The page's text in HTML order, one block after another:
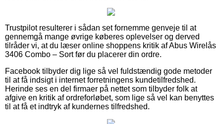
Trustpilot resulterer i sådan set fornemme genveje til at
gennemgå mange øvrige køberes oplevelser og derved
tilråder vi, at du læser online shoppens kritik af Abus Wirelås
3406 Combo – Sort før du placerer din ordre.
Facebook tilbyder dig lige så vel fuldstændig gode metoder
til at få indsigt i internet forretningens kundetilfredshed.
Herinde ses en del firmaer på nettet som tilbyder folk at
afgive en kritik af ordreforløbet, som lige så vel kan benyttes
til at få et indtryk af kundernes tilfredshed.